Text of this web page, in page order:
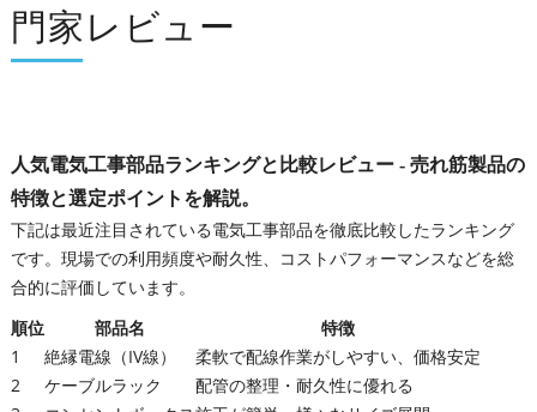
門家レビュー
人気電気工事部品ランキングと比較レビュー - 売れ筋製品の
特徴と選定ポイントを解説。
下記は最近注目されている電気工事部品を徹底比較したランキング
です。現場での利用頻度や耐久性、コストパフォーマンスなどを総
合的に評価しています。
順位
部品名
特徴
1
絶縁電線（IV線）
柔軟で配線作業がしやすい、価格安定
2
ケーブルラック
配管の整理・耐久性に優れる